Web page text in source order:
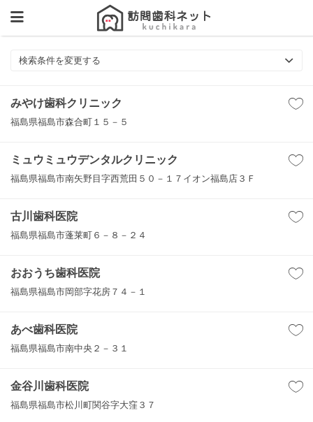
検索条件を変更する
みやけ歯科クリニック
福島県福島市森合町１５－５
ミュウミュウデンタルクリニック
福島県福島市南矢野目字西荒田５０－１７イオン福島店３Ｆ
古川歯科医院
福島県福島市蓬莱町６－８－２４
おおうち歯科医院
福島県福島市岡部字花房７４－１
あべ歯科医院
福島県福島市南中央２－３１
金谷川歯科医院
福島県福島市松川町関谷字大窪３７